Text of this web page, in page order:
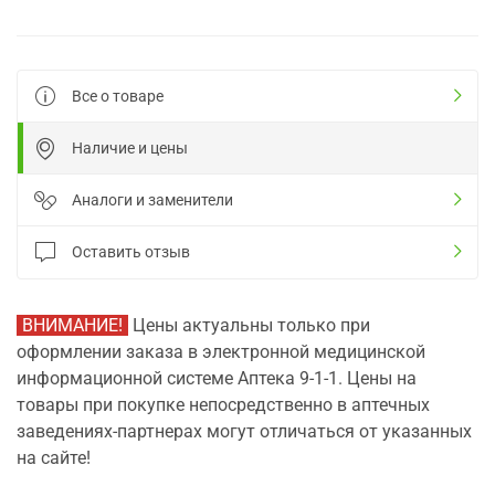
Все о товаре
Наличие и цены
Аналоги и заменители
Оставить отзыв
ВНИМАНИЕ! Цены актуальны только при
оформлении заказа в электронной медицинской
информационной системе Аптека 9-1-1. Цены на
товары при покупке непосредственно в аптечных
заведениях-партнерах могут отличаться от указанных
на сайте!